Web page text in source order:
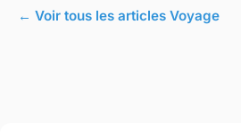
← Voir tous les articles Voyage